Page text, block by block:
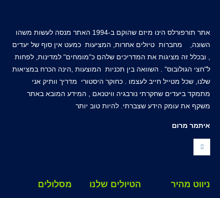
אתר תורפורלס הינו מיזם שהוקם ב-1994 האתר מנסה לעשות משהו
השונה, מחברות טיולים אחרות, המציעות כמעט אין סוף של יעדים
, ובכלל זה מציגות את המדריכים שלהם כ"מומחים" למדינות, לפחות
ל"חצי הגולובוס" . השוואה בין תכניות המוצעות ,הינה הכרח במציאות
שלנו, שכל מטייל חייב לעצמו . כחוקר היסטורי מדריך וותיק אני
מתמקד ביעדים שחקרתי נורבגיה וויטנאם , המידע המובא באתר
משקף את עומק הידע שצברתי. להיות טוב יותר
איתמר מרום
ניווט מהיר הטיולים שלנו מסלולים